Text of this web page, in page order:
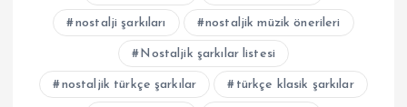
nostalji şarkıları nostaljik müzik önerileri
Nostaljik şarkılar listesi
nostaljik türkçe şarkılar türkçe klasik şarkılar